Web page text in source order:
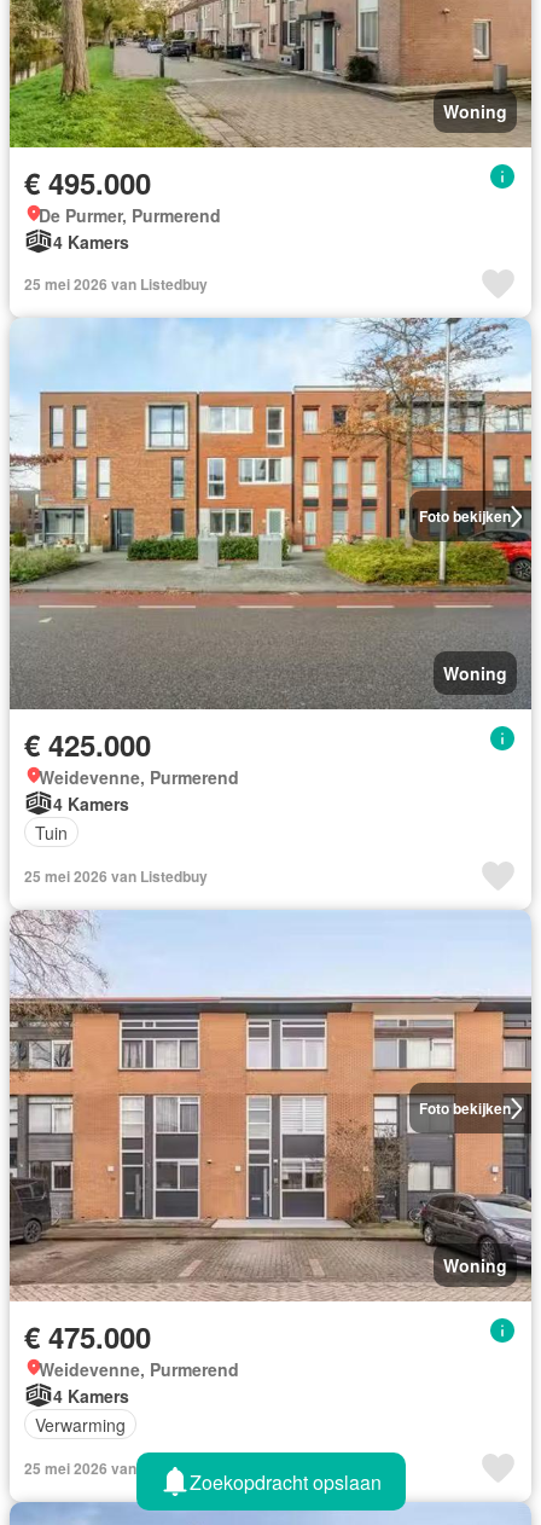
Woning
€ 495.000
De Purmer, Purmerend
4 Kamers
25 mei 2026 van Listedbuy
Foto bekijken
Woning
€ 425.000
Weidevenne, Purmerend
4 Kamers
Tuin
25 mei 2026 van Listedbuy
Foto bekijken
Woning
€ 475.000
Weidevenne, Purmerend
4 Kamers
Verwarming
25 mei 2026 van ListedbuyZoekopdracht opslaan